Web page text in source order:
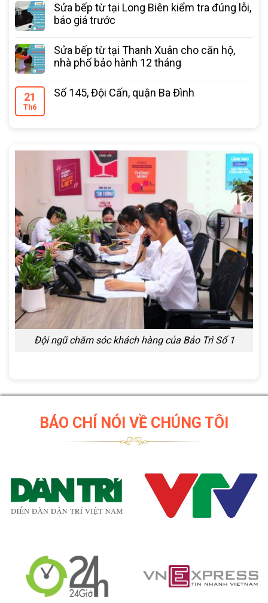
Sửa bếp từ tại Long Biên kiểm tra đúng lỗi,
báo giá trước
Sửa bếp từ tại Thanh Xuân cho căn hộ,
nhà phố bảo hành 12 tháng
21
Th6
Số 145, Đội Cấn, quận Ba Đình
Đội ngũ chăm sóc khách hàng của Bảo Trì Số 1
BÁO CHÍ NÓI VỀ CHÚNG TÔI